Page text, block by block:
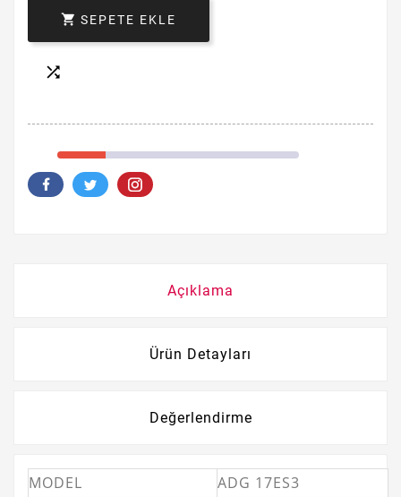
 SEPETE EKLE

Açıklama
Ürün Detayları
Değerlendirme
MODEL
ADG 17ES3